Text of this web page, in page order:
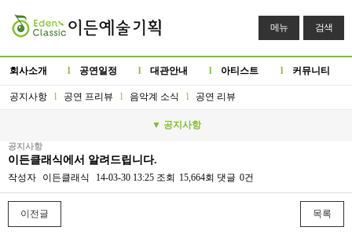
메뉴 검색
회사소개 l 공연일정 l 대관안내 l 아티스트 l 커뮤니티
공지사항 l 공연 프리뷰 l 음악계 소식 l 공연 리뷰
▼ 공지사항
공지사항
이든클래식에서 알려드립니다.
작성자 이든클래식 14-03-30 13:25 조회 15,664회 댓글 0건
이전글 목록